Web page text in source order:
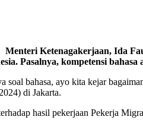
Ida
Pasalnya, kompetensi
soal bahasa, ayo kita kejar
di Jakarta.
hasil pekerjaan Pekerja